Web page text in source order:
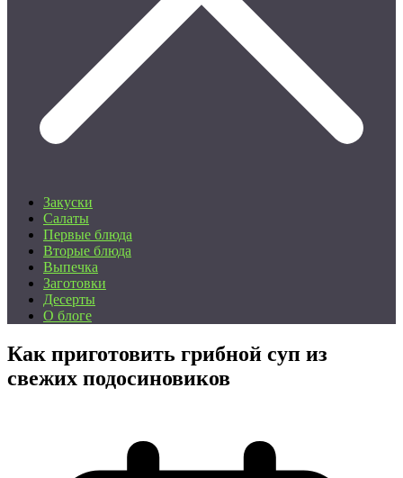
Закуски
Салаты
Первые блюда
Вторые блюда
Выпечка
Заготовки
Десерты
О блоге
Как приготовить грибной суп из
свежих подосиновиков